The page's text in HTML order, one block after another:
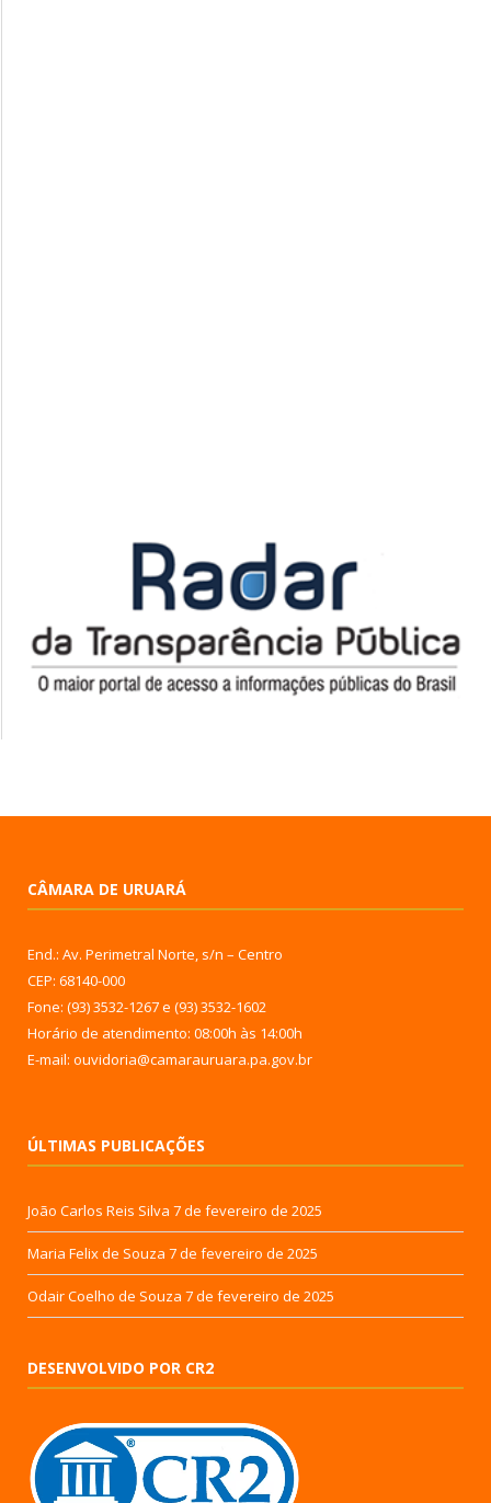
CÂMARA DE URUARÁ
End.: Av. Perimetral Norte, s/n – Centro
CEP: 68140-000
Fone: (93) 3532-1267 e (93) 3532-1602
Horário de atendimento: 08:00h às 14:00h
E-mail: ouvidoria@camarauruara.pa.gov.br
ÚLTIMAS PUBLICAÇÕES
João Carlos Reis Silva 7 de fevereiro de 2025
Maria Felix de Souza 7 de fevereiro de 2025
Odair Coelho de Souza 7 de fevereiro de 2025
DESENVOLVIDO POR CR2